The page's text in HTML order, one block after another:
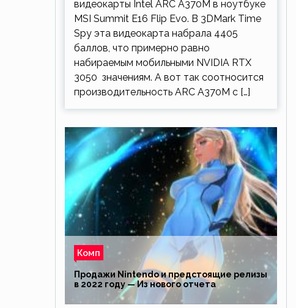
видеокарты Intel ARC A370M в ноутбуке
MSI Summit E16 Flip Evo. В 3DMark Time
Spy эта видеокарта набрала 4405
баллов, что примерно равно
набираемым мобильными NVIDIA RTX
3050 значениям. А вот так соотносится
производительность ARC A370M с […]
Комп
Продажи Nintendo и предстоящие релизы
в 2022 году — Из нового отчета